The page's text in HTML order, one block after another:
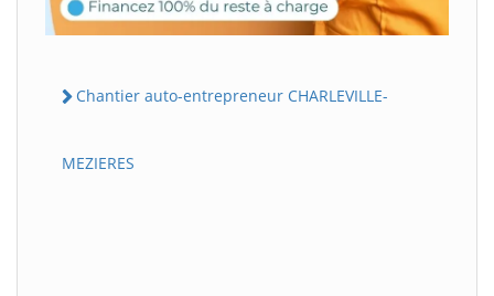
Chantier auto-entrepreneur CHARLEVILLE-
MEZIERES